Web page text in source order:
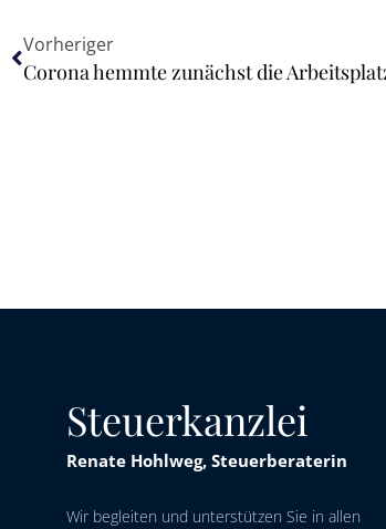
Vorheriger
Corona hemmte zunächst die
Steuerkanzlei
Renate Hohlweg, Steuerberaterin
Wir begleiten und unterstützen Sie in allen